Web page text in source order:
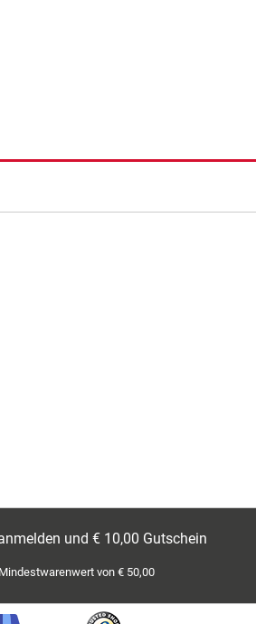
und € 10,00 Gutschein
von € 50,00